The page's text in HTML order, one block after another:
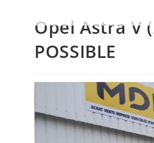
Opel Astra V
POSSIBLE